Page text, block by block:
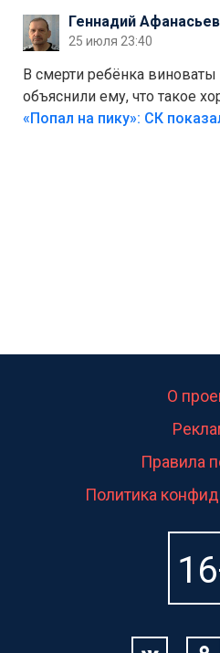
Геннадий Афанасьев
25 июля 23:40
В смерти ребёнка
объяснили ему, что такое
Лезть через такой
О
Правила
Политика